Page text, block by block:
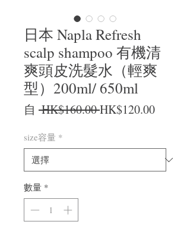
日本 Napla Refresh
scalp shampoo 有機清
爽頭皮洗髮水（輕爽
型）200ml/ 650ml
自 HK$160.00 一般價格
HK$120.00促銷價
size容量 *
數量 *